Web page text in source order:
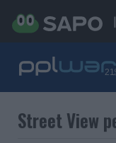
Street View